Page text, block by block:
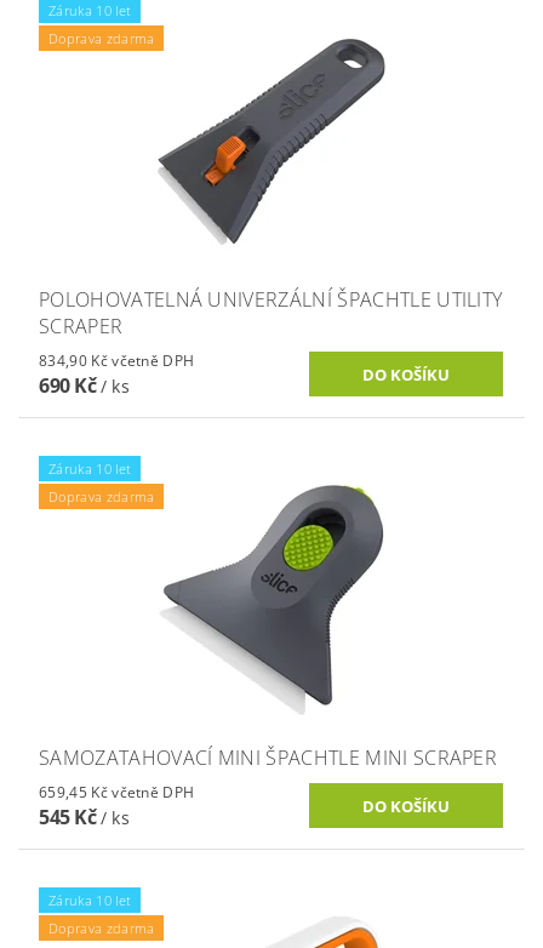
Záruka 10 let
Doprava zdarma
POLOHOVATELNÁ UNIVERZÁLNÍ ŠPACHTLE UTILITY
SCRAPER
834,90 Kč včetně DPH
690 Kč/ ks
Záruka 10 let
Doprava zdarma
SAMOZATAHOVACÍ MINI ŠPACHTLE MINI SCRAPER
659,45 Kč včetně DPH
545 Kč/ ks
Záruka 10 let
Doprava zdarma